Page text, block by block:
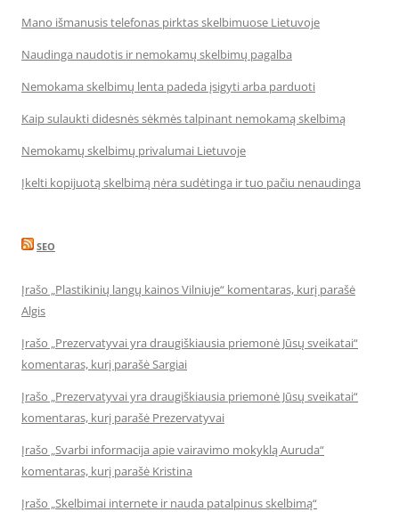
Mano išmanusis telefonas pirktas skelbimuose Lietuvoje
Naudinga naudotis ir nemokamų skelbimų pagalba
Nemokama skelbimų lenta padeda įsigyti arba parduoti
Kaip sulaukti didesnės sėkmės talpinant nemokamą skelbimą
Nemokamų skelbimų privalumai Lietuvoje
Įkelti kopijuotą skelbimą nėra sudėtinga ir tuo pačiu nenaudinga
SEO
Įrašo „Plastikinių langų kainos Vilniuje“ komentaras, kurį parašė
Algis
Įrašo „Prezervatyvai yra draugiškiausia priemonė Jūsų sveikatai“
komentaras, kurį parašė Sargiai
Įrašo „Prezervatyvai yra draugiškiausia priemonė Jūsų sveikatai“
komentaras, kurį parašė Prezervatyvai
Įrašo „Svarbi informacija apie vairavimo mokyklą Auruda“
komentaras, kurį parašė Kristina
Įrašo „Skelbimai internete ir nauda patalpinus skelbimą“